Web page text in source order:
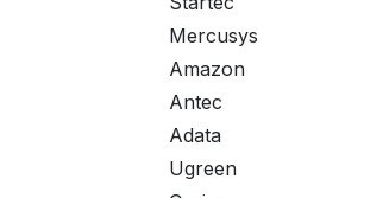
Mercusys
Amazon
Antec
Adata
Ugreen